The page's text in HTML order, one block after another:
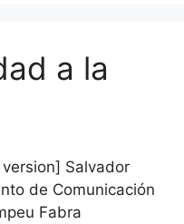
a la
Salvador
de Comunicación
Fabra